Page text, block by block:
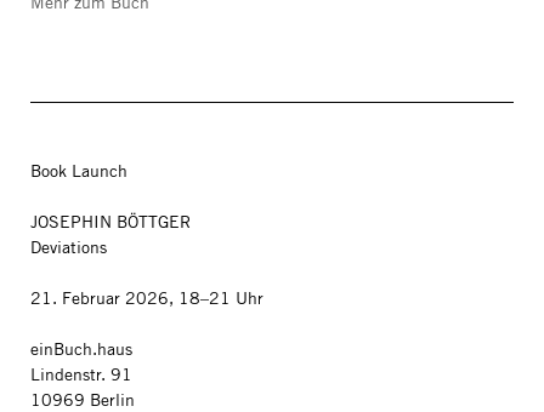
Book Launch
JOSEPHIN BÖTTGER
Deviations
21. Februar 2026, 18–21 Uhr
einBuch.haus
Lindenstr. 91
10969 Berlin